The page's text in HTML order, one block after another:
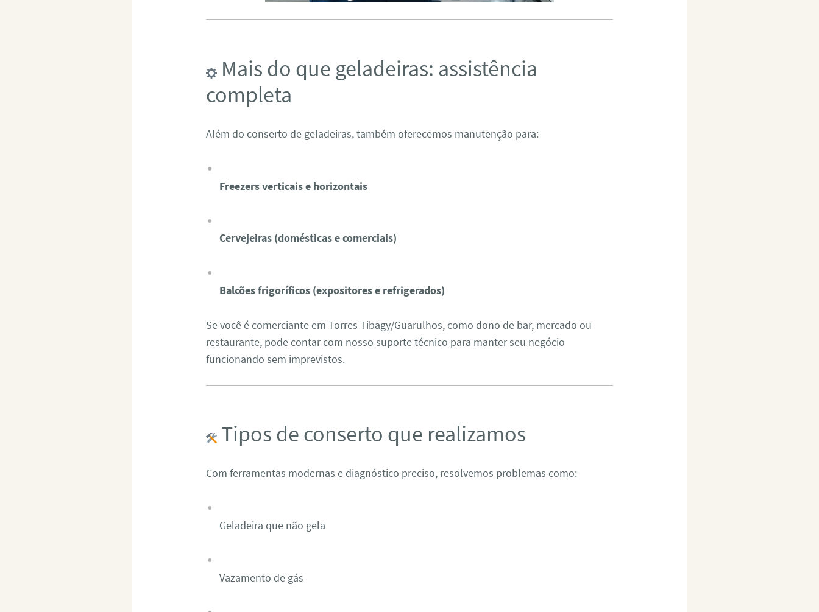
Mais do que geladeiras: assistência
completa
Além do conserto de geladeiras, também oferecemos manutenção para:
Freezers verticais e horizontais
Cervejeiras (domésticas e comerciais)
Balcões frigoríficos (expositores e refrigerados)
Se você é comerciante em Torres Tibagy/Guarulhos, como dono de bar, mercado ou
restaurante, pode contar com nosso suporte técnico para manter seu negócio
funcionando sem imprevistos.
Tipos de conserto que realizamos
Com ferramentas modernas e diagnóstico preciso, resolvemos problemas como:
Geladeira que não gela
Vazamento de gás